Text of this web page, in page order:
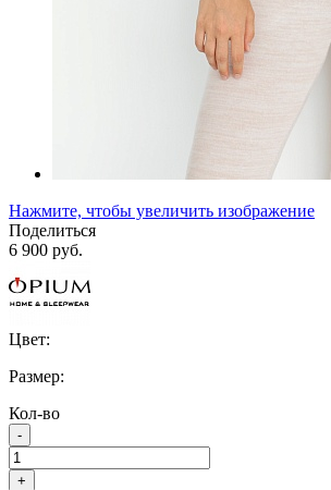
Нажмите, чтобы увеличить изображение
Поделиться
6 900 руб.
Цвет:
Размер:
Кол-во
-
+